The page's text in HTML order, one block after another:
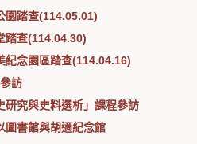
園踏查(114.05.01)
踏查(114.04.30)
紀念園區踏查(114.04.16)
訪
研究與史料選析」課程參訪
圖書館與胡適紀念館